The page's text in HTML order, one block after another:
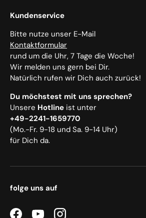
Kundenservice
Bitte nutze unser E-Mail
Kontaktformular
rund um die Uhr, 7 Tage die Woche!
Wir melden uns gern bei Dir.
Natürlich rufen wir Dich auch zurück!
Du möchstest mit uns sprechen?
Unsere Hotline ist unter
+49-2241-1659770
(Mo.-Fr. 9-18 und Sa. 9-14 Uhr)
für Dich da.
folge uns auf